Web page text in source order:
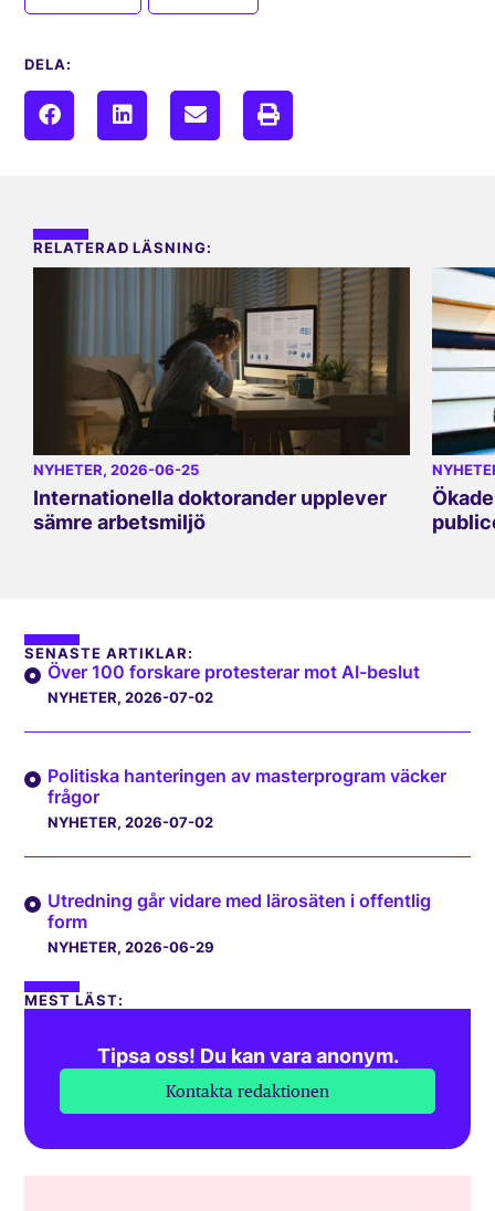
DELA:
RELATERAD LÄSNING:
NYHETER, 2026-06-25
Internationella doktorander upplever
sämre arbetsmiljö
SENASTE ARTIKLAR:
Över 100 forskare protesterar mot AI-beslut
NYHETER, 2026-07-02
Politiska hanteringen av masterprogram väcker
frågor
NYHETER, 2026-07-02
Utredning går vidare med lärosäten i offentlig
form
NYHETER, 2026-06-29
MEST LÄST:
Tipsa oss! Du kan vara anonym.
Kontakta redaktionen